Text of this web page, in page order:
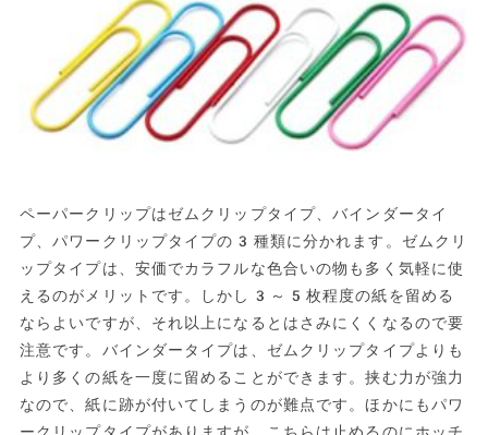
ペーパークリップはゼムクリップタイプ、バインダータイ
プ、パワークリップタイプの3種類に分かれます。ゼムクリ
ップタイプは、安価でカラフルな色合いの物も多く気軽に使
えるのがメリットです。しかし3～5枚程度の紙を留める
ならよいですが、それ以上になるとはさみにくくなるので要
注意です。バインダータイプは、ゼムクリップタイプよりも
より多くの紙を一度に留めることができます。挟む力が強力
なので、紙に跡が付いてしまうのが難点です。ほかにもパワ